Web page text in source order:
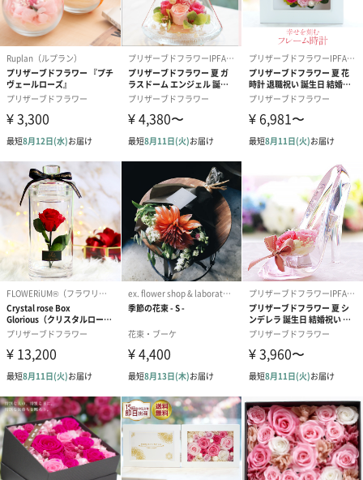
愛らしいぬいぐるみを同梱してお届けします。
誕生日・記念日・出産祝いなどのシーンにおすすめです。
フラワーテディベア
（2,390円）
テディベア（バニラ）
（1,760円）
テディベア（
ル）（1,760
紅茶・コーヒー・スイーツ
紅茶・コーヒー・スイーツを同梱してお届けいたします。ギフト
への＋αにおすすめです。